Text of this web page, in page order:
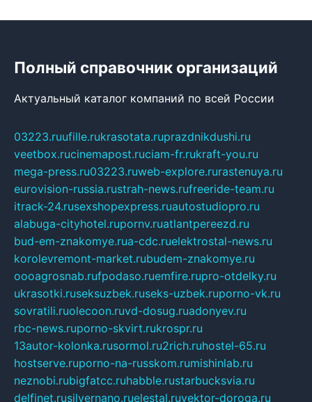
Полный справочник организаций
Актуальный каталог компаний по всей России
03223.ruufille.rukrasotata.ruprazdnikdushi.ru
veetbox.rucinemapost.ruciam-fr.rukraft-you.ru
mega-press.ru03223.ruweb-explore.rurastenuya.ru
eurovision-russia.rustrah-news.rufreeride-team.ru
itrack-24.rusexshopexpress.ruautostudiopro.ru
alabuga-cityhotel.rupornv.ruatlantpereezd.ru
bud-em-znakomye.rua-cdc.ruelektrostal-news.ru
korolevremont-market.rubudem-znakomye.ru
oooagrosnab.rufpodaso.ruemfire.rupro-otdelky.ru
ukrasotki.ruseksuzbek.ruseks-uzbek.ruporno-vk.ru
sovratili.ruolecoon.ruvd-dosug.ruadonyev.ru
rbc-news.ruporno-skvirt.rukrospr.ru
13autor-kolonka.rusormol.ru2rich.ruhostel-65.ru
hostserve.ruporno-na-russkom.rumishinlab.ru
neznobi.rubigfatcc.ruhabble.rustarbucksvia.ru
delfinet.rusilvernano.ruelestal.ruvektor-doroga.ru